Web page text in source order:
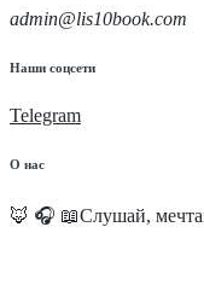
admin@lis10book.com
Наши соцсети
Telegram
О нас
🦊 🎧 📖Слушай,